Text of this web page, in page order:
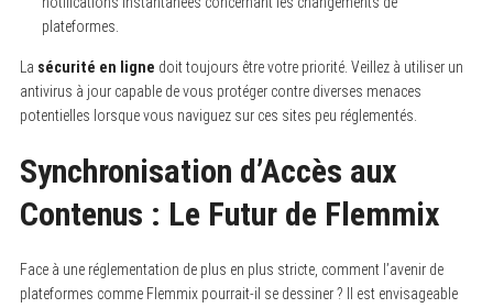
plateformes.
La sécurité en ligne doit toujours être votre priorité. Veillez à utiliser un
antivirus à jour capable de vous protéger contre diverses menaces
potentielles lorsque vous naviguez sur ces sites peu réglementés.
Synchronisation d’Accès aux
Contenus : Le Futur de Flemmix
Face à une réglementation de plus en plus stricte, comment l’avenir de
plateformes comme Flemmix pourrait-il se dessiner ? Il est envisageable